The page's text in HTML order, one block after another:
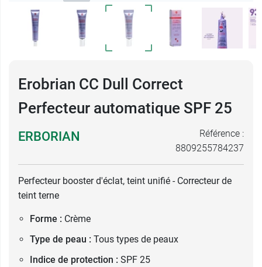
Erobrian CC Dull Correct
Perfecteur automatique SPF 25
ERBORIAN
Référence :
8809255784237
Perfecteur booster d'éclat, teint unifié - Correcteur de
teint terne
Forme : Crème
Type de peau : Tous types de peaux
Indice de protection : SPF 25